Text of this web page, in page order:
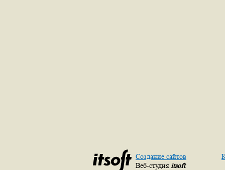
Создание сайтов
Веб-студия itsoft